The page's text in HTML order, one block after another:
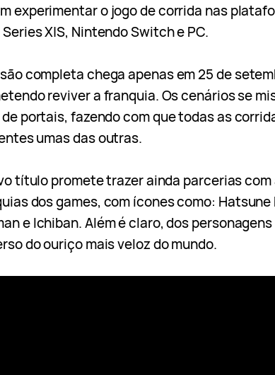
experimentar o jogo de corrida nas
X|S, Nintendo Switch e PC.
completa chega apenas em 25 de
reviver a franquia. Os cenários se
de portais, fazendo com que todas as
umas das outras.
título promete trazer ainda parcerias com
dos games, com ícones como: Hatsune
e Ichiban. Além é claro, dos
do ouriço mais veloz do mundo.